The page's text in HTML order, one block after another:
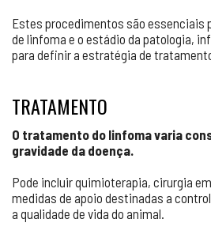
Estes procedimentos são essenciais
de linfoma e o estádio da patologia,
para definir a estratégia de
TRATAMENTO
O tratamento do linfoma varia
gravidade da doença.
Pode incluir quimioterapia, cirurgia
medidas de apoio destinadas a
a qualidade de vida do animal.